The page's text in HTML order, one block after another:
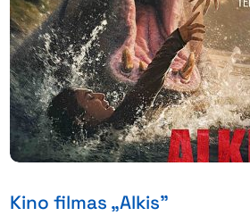
Kino filmas „Alkis”